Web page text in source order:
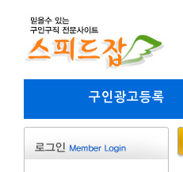
구인광고등록